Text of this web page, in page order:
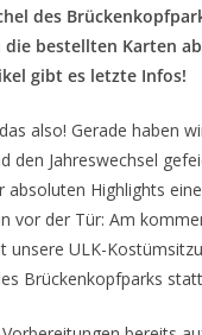
des
bestellten Karten
gibt es letzte Infos!
also! Gerade haben
den Jahreswechsel
absoluten Highlights
vor der Tür: Am
unsere ULK-
Brückenkopfparks